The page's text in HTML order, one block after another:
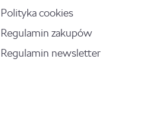
Polityka cookies
Regulamin zakupów
Regulamin newsletter